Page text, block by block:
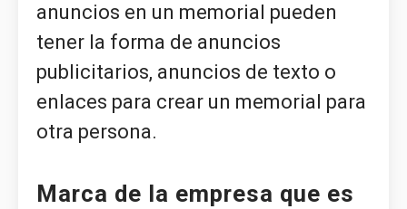
anuncios en un memorial pueden
tener la forma de anuncios
publicitarios, anuncios de texto o
enlaces para crear un memorial para
otra persona.
Marca de la empresa que es